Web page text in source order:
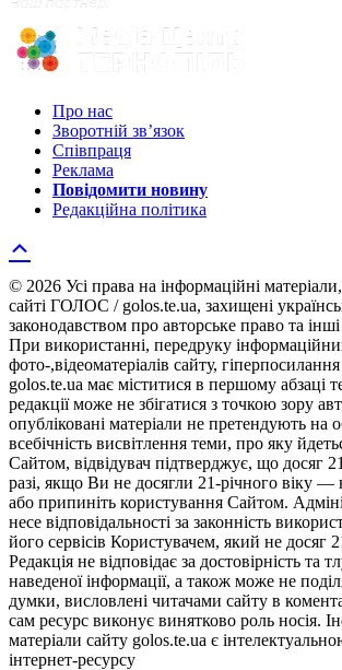
Про нас
Зворотній зв’язок
Співпраця
Реклама
Повідомити новину
Редакційна політика
© 2026 Усі права на інформаційні
сайті ГОЛОС / golos.te.ua, захищені
законодавством про авторське право та
При використанні, передруку
фото-,відеоматеріалів сайту,
golos.te.ua має міститися в першому абзаці
редакції може не збігатися з точкою зору
опубліковані матеріали не претендують на
всебічність висвітлення теми, про яку
Сайтом, відвідувач підтверджує, що досяг
разі, якщо Ви не досягли 21-річного віку —
або припиніть користування Сайтом.
несе відповідальності за законність
його сервісів Користувачем, який не досяг
Редакція не відповідає за достовірність та
наведеної інформації, а також може не
думки, висловлені читачами сайту в
сам ресурс виконує винятково роль носія.
матеріали сайту golos.te.ua є
інтернет-ресурсу